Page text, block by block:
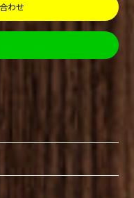
わせ